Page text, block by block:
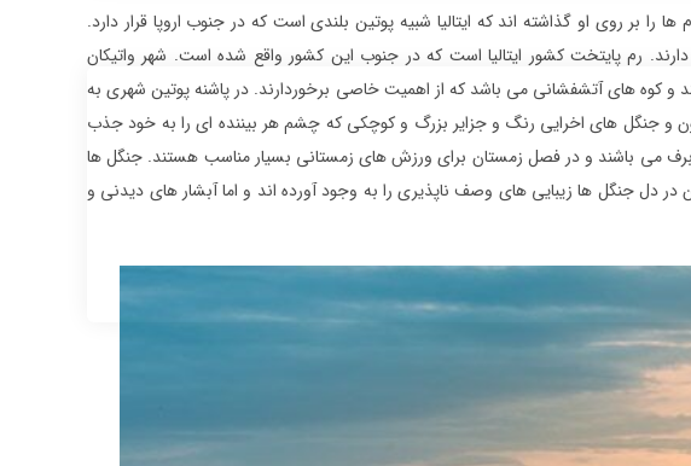
را بر روی او گذاشته اند که ایتالیا شبیه پوتین بلندی است که در جنوب اروپا قرار دارد.
رم پایتخت کشور ایتالیا است که در جنوب این کشور واقع شده است. شهر واتیکان
و کوه های آتشفشانی می باشد که از اهمیت خاصی برخوردارند. در پاشنه پوتین شهری به
و جنگل های اخرایی رنگ و جزایر بزرگ و کوچکی که چشم هر بیننده ای را به خود جذب
برف می باشند و در فصل زمستان برای ورزش های زمستانی بسیار مناسب هستند. جنگل ها
دل جنگل ها زیبایی های وصف ناپذیری را به وجود آورده اند و اما آبشار های دیدنی و